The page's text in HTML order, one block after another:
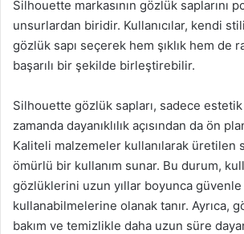
Silhouette markasının gözlük saplarını
unsurlardan biridir. Kullanıcılar, kendi
gözlük sapı seçerek hem şıklık hem de
başarılı bir şekilde birleştirebilir.
Silhouette gözlük sapları, sadece estetik
zamanda dayanıklılık açısından da ön
Kaliteli malzemeler kullanılarak üretilen
ömürlü bir kullanım sunar. Bu durum,
gözlüklerini uzun yıllar boyunca güvenle
kullanabilmelerine olanak tanır. Ayrıca,
bakım ve temizlikle daha uzun süre